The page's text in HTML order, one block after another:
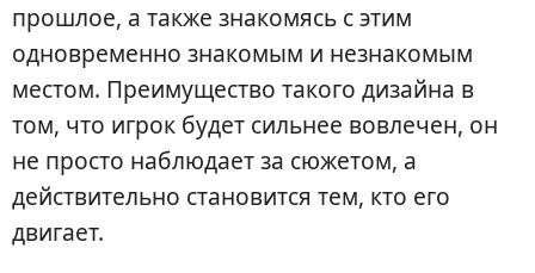
прошлое, а также знакомясь с этим
одновременно знакомым и незнакомым
местом. Преимущество такого дизайна в
том, что игрок будет сильнее вовлечен, он
не просто наблюдает за сюжетом, а
действительно становится тем, кто его
двигает.